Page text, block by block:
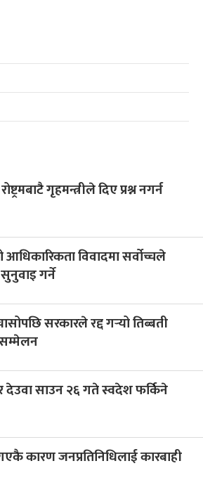
गृहमन्त्रीले दिए प्रश्न नगर्न
आधिकारिकता विवादमा सर्वोच्चले
गर्ने
सरकारले रद्द गर्‍यो तिब्बती
देउवा साउन २६ गते स्वदेश फर्किने
कारण जनप्रतिनिधिलाई कारबाही